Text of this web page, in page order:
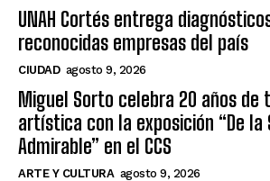
UNAH Cortés entrega
reconocidas empresas del país
CIUDAD agosto 9, 2026
Miguel Sorto celebra 20 años de
artística con la exposición “De la
Admirable” en el CCS
ARTE Y CULTURA agosto 9, 2026